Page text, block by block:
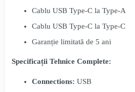
Cablu USB Type-C la Type-A
Cablu USB Type-C la Type-C
Garanție limitată de 5 ani
Specificații Tehnice Complete:
Connections: USB